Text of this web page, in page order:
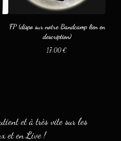
FP (dispo sur notre Bandcamp lien en
description)
17,00€
et à très vite sur les
et en Live !